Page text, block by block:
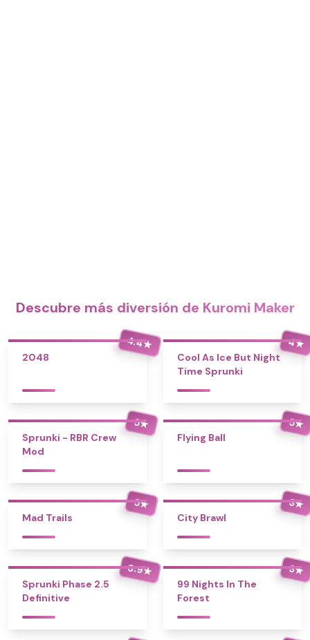
Descubre más diversión de Kuromi Maker
4.4★
2048
4★
Cool As Ice But Night
Time Sprunki
5★
Sprunki - RBR Crew
Mod
5★
Flying Ball
5★
Mad Trails
3★
City Brawl
3.9★
Sprunki Phase 2.5
Definitive
3★
99 Nights In The
Forest